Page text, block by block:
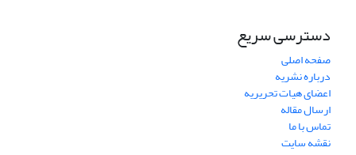
دسترسی سریع
صفحه اصلی
درباره نشریه
اعضای هیات تحریریه
ارسال مقاله
تماس با ما
نقشه سایت